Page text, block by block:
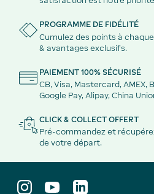
PROGRAMME DE FIDÉLITÉ
Cumulez des points à
& avantages exclusifs.
PAIEMENT 100% SÉCURISÉ
CB, Visa, Mastercard, AMEX,
Google Pay, Alipay, China
CLICK & COLLECT OFFERT
Pré-commandez et
de votre départ.